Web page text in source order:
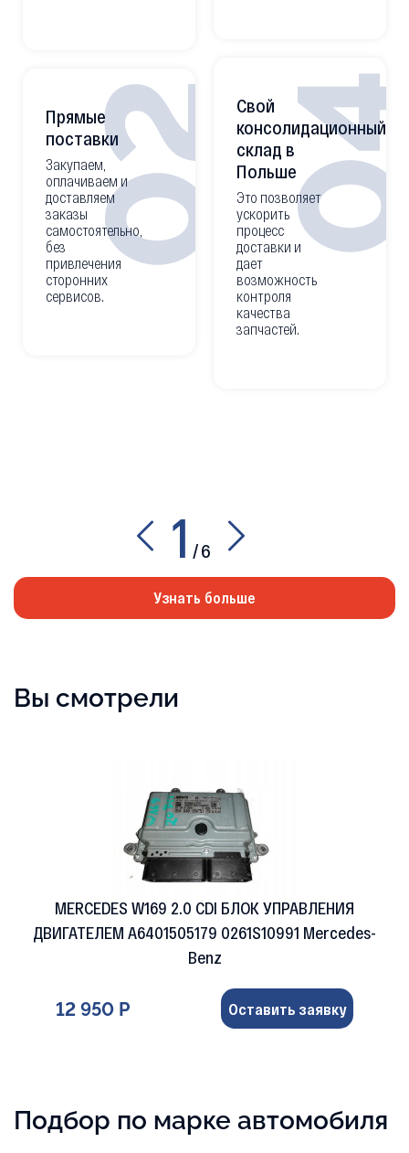
02
Прямые
поставки
Закупаем,
оплачиваем и
доставляем
заказы
самостоятельно,
без
привлечения
сторонних
сервисов.
Свой
консолидационный
склад в
Польше
Это позволяет
ускорить
процесс
доставки и
дает
возможность
контроля
качества
запчастей.
1 /6
Узнать больше
Вы смотрели
MERCEDES W169 2.0 CDI БЛОК УПРАВЛЕНИЯ
ДВИГАТЕЛЕМ A6401505179 0261S10991 Mercedes-
Benz
12 950 Р Оставить заявку
Подбор по марке автомобиля